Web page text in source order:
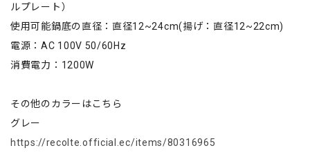
ルプレート）
使用可能鍋底の直径：直径12~24cm(揚げ：直径12~22cm)
電源：AC 100V 50/60Hz
消費電力：1200W
その他のカラーはこちら
グレー
https://recolte.official.ec/items/80316965